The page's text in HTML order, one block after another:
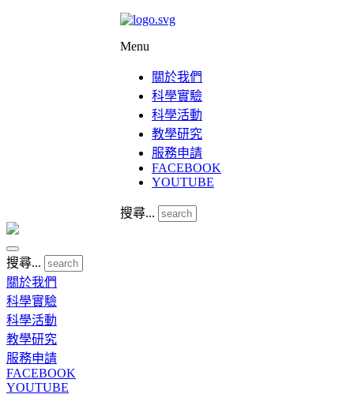
Menu
關於我們
科學實驗
科學活動
教學研究
服務申請
FACEBOOK
YOUTUBE
搜尋...
搜尋...
關於我們
科學實驗
科學活動
教學研究
服務申請
FACEBOOK
YOUTUBE